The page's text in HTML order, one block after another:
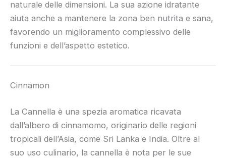
naturale delle dimensioni. La sua azione idratante
aiuta anche a mantenere la zona ben nutrita e sana,
favorendo un miglioramento complessivo delle
funzioni e dell’aspetto estetico.
Cinnamon
La Cannella è una spezia aromatica ricavata
dall’albero di cinnamomo, originario delle regioni
tropicali dell’Asia, come Sri Lanka e India. Oltre al
suo uso culinario, la cannella è nota per le sue